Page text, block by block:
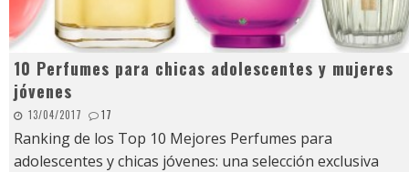
10 Perfumes para chicas adolescentes y mujeres
jóvenes
13/04/2017 17
Ranking de los Top 10 Mejores Perfumes para
adolescentes y chicas jóvenes: una selección exclusiva